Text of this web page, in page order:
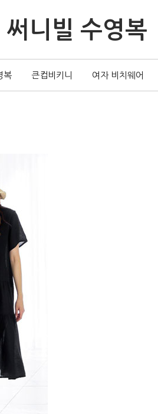
써니빌 수영복
복 큰컵비키니 여자 비치웨어